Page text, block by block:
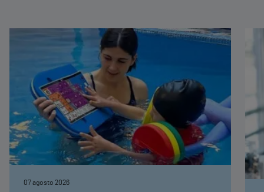
07 agosto 2026